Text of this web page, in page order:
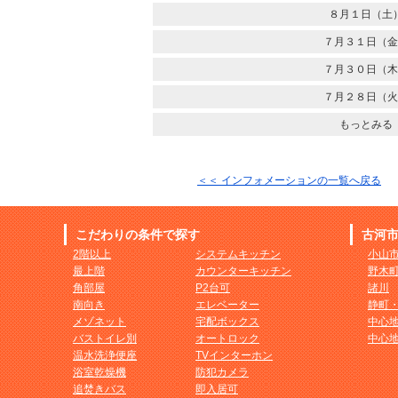
８月１日（土
７月３１日（
７月３０日（
７月２８日（
もっとみる
＜＜ インフォメーションの一覧へ戻る
こだわりの条件で探す
2階以上
最上階
角部屋
南向き
メゾネット
バストイレ別
温水洗浄便座
浴室乾燥機
追焚きバス
システムキッチン
カウンターキッチン
P2台可
エレベーター
宅配ボックス
オートロック
TVインターホン
防犯カメラ
即入居可
古河
小山
野木
諸川
静町
中心
中心